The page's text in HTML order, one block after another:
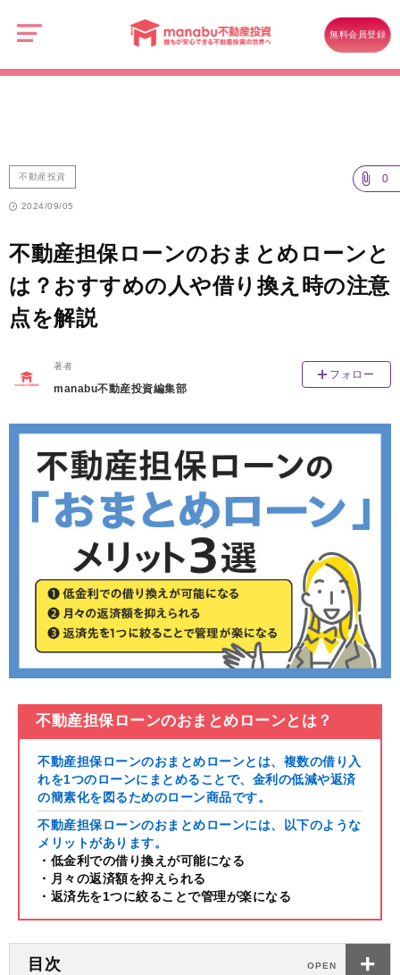
無料会員登録
不動産担保ローンのおまとめローンとは？おすすめの人や借り換え時の
不動産投資 0
2024/09/05
不動産担保ローンのおまとめローンと
は？おすすめの人や借り換え時の注意
点を解説
著者
manabu不動産投資編集部
フォロー
不動産担保ローンのおまとめローンとは？
不動産担保ローンのおまとめローンとは、複数の借り入
れを1つのローンにまとめることで、金利の低減や返済
の簡素化を図るためのローン商品です。
不動産担保ローンのおまとめローンには、以下のような
メリットがあります。
・低金利での借り換えが可能になる
・月々の返済額を抑えられる
・返済先を1つに絞ることで管理が楽になる
目次